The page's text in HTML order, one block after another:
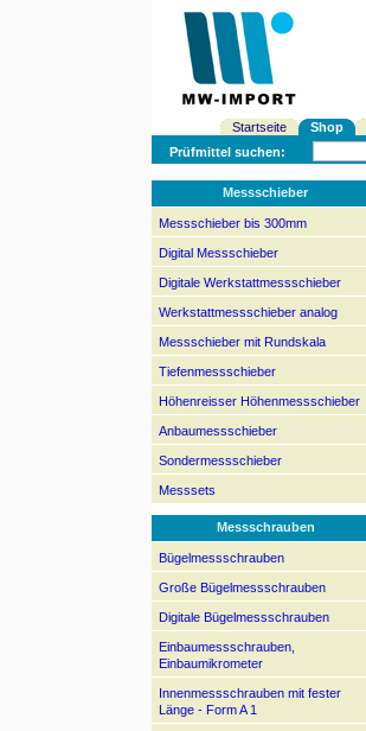
Startseite Shop
Prüfmittel suchen:
Messschieber
Messschieber bis 300mm
Digital Messschieber
Digitale Werkstattmessschieber
Werkstattmessschieber analog
Messschieber mit Rundskala
Tiefenmessschieber
Höhenreisser Höhenmessschieber
Anbaumessschieber
Sondermessschieber
Messsets
Messschrauben
Bügelmessschrauben
Große Bügelmessschrauben
Digitale Bügelmessschrauben
Einbaumessschrauben,
Einbaumikrometer
Innenmessschrauben mit fester
Länge - Form A 1